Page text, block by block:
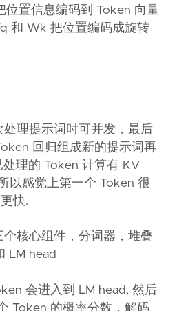
位置信息编码到 Token 向量
和 Wk 把位置编码成旋转
处理提示词时可并发，最后
回归组成新的提示词再
理的 Token 计算有 KV
以感觉上第一个 Token 很
快.
个核心组件，分词器，堆叠
LM head
会进入到 LM head, 然后
Token 的概率分数，解码